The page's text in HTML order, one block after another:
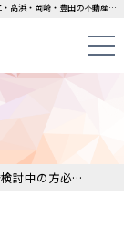
【離婚検討中の方必見】住宅ロー･･･｜不動産売却コラム｜安城・刈谷・知立・高浜・岡崎・豊田の不動産売却・買取・査定なら三河不動産売却センターにお任せください！土地・中古一戸建ての即日無料査定・即金買取を行っています！
【離婚検討中の方必見】住宅ローンはどうなる？返済方法・注意点をご紹介